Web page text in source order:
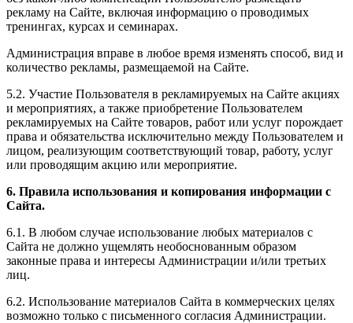
рекламу на Сайте, включая информацию о проводимых
тренингах, курсах и семинарах.
Администрация вправе в любое время изменять способ, вид и
количество рекламы, размещаемой на Сайте.
5.2. Участие Пользователя в рекламируемых на Сайте акциях
и мероприятиях, а также приобретение Пользователем
рекламируемых на Сайте товаров, работ или услуг порождает
права и обязательства исключительно между Пользователем и
лицом, реализующим соответствующий товар, работу, услуг
или проводящим акцию или мероприятие.
6. Правила использования и копирования информации с
Сайта.
6.1. В любом случае использование любых материалов с
Сайта не должно ущемлять необоснованным образом
законные права и интересы Администрации и/или третьих
лиц.
6.2. Использование материалов Сайта в коммерческих целях
возможно только с письменного согласия Администрации.